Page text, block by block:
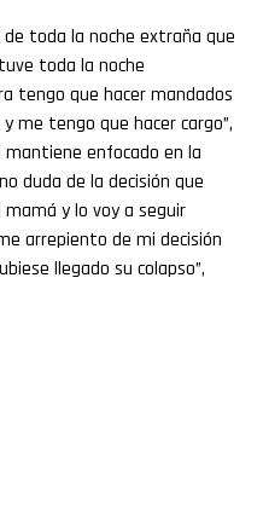
de toda la noche extraña que
toda la noche
tengo que hacer mandados
me tengo que hacer cargo”,
mantiene enfocado en la
duda de la decisión que
y lo voy a seguir
arrepiento de mi decisión
llegado su colapso”,